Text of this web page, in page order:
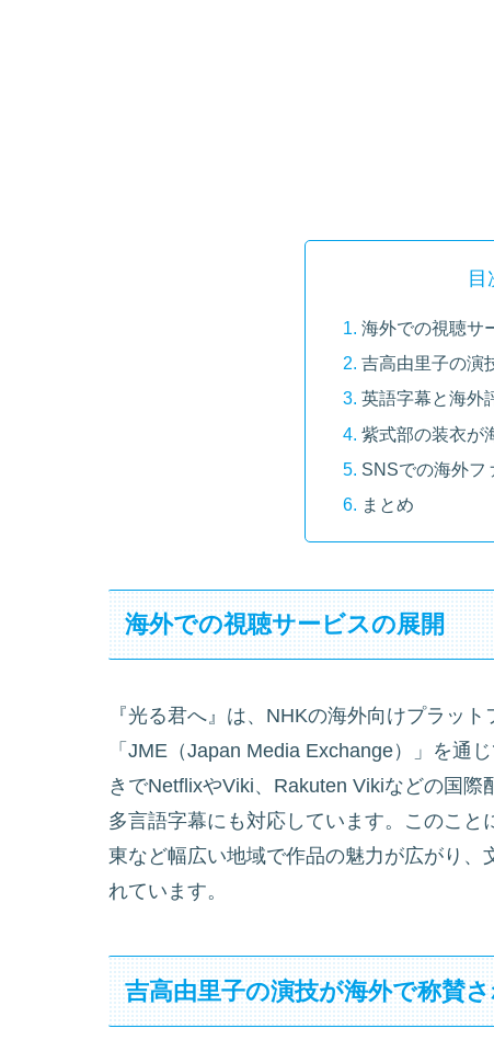
目
海外での視聴サ
吉高由里子の演
英語字幕と海外
紫式部の装衣が
SNSでの海外フ
まとめ
海外での視聴サービスの展開
『光る君へ』は、NHKの海外向けプラッ
「JME（Japan Media Exchange）」を通
きでNetflixやViki、Rakuten Vikiなどの国
多言語字幕にも対応しています。このこ
東など幅広い地域で作品の魅力が広がり、
れています。
吉高由里子の演技が海外で称賛